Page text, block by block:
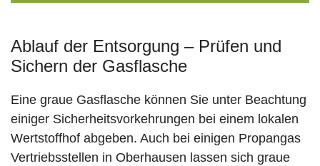
Ablauf der Entsorgung – Prüfen und
Sichern der Gasflasche
Eine graue Gasflasche können Sie unter Beachtung
einiger Sicherheitsvorkehrungen bei einem lokalen
Wertstoffhof abgeben. Auch bei einigen Propangas
Vertriebsstellen in Oberhausen lassen sich graue